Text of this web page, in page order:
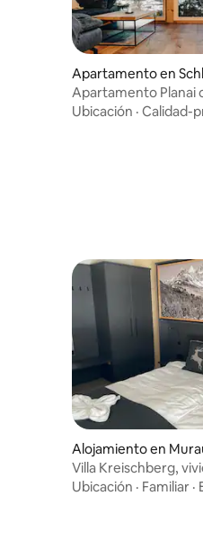
Apartamento en
Apartamento Planai
Dachstein
Ubicación · Calidad-
Alojamiento en
Villa Kreischberg,
dormitorios 4 baños
Ubicación · Familiar ·